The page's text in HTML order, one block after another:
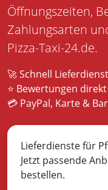
Öffnungszeiten,
Zahlungsarten
Pizza-Taxi-24.de.
🚀 Schnell
⭐ Bewertungen
💳 PayPal, Karte &
Lieferdienste für
Jetzt passende
bestellen.